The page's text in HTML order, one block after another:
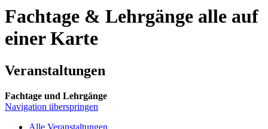
Fachtage & Lehrgänge alle auf
einer Karte
Veranstaltungen
Fachtage und Lehrgänge
Navigation überspringen
Alle Veranstaltungen